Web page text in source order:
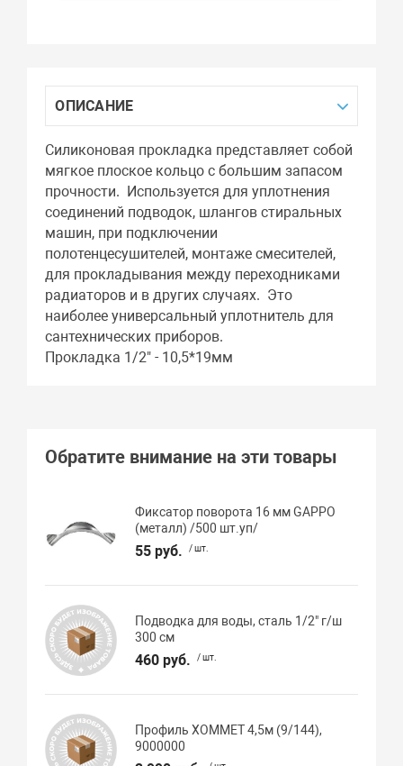
ОПИСАНИЕ
Силиконовая прокладка представляет собой
мягкое плоское кольцо с большим запасом
прочности. Используется для уплотнения
соединений подводок, шлангов стиральных
машин, при подключении
полотенцесушителей, монтаже смесителей,
для прокладывания между переходниками
радиаторов и в других случаях. Это
наиболее универсальный уплотнитель для
сантехнических приборов.
Прокладка 1/2" - 10,5*19мм
Обратите внимание на эти товары
Фиксатор поворота 16 мм GAPPO
(металл) /500 шт.уп/
55 руб. / шт.
Подводка для воды, сталь 1/2" г/ш
300 см
460 руб. / шт.
Профиль ХОММЕТ 4,5м (9/144),
9000000